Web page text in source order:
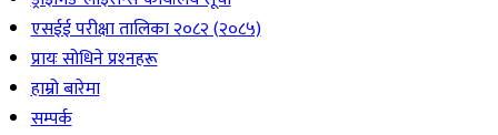
एसईई परीक्षा तालिका २०८२ (२०८५)
प्रायः सोधिने प्रश्‍नहरू
हाम्रो बारेमा
सम्पर्क